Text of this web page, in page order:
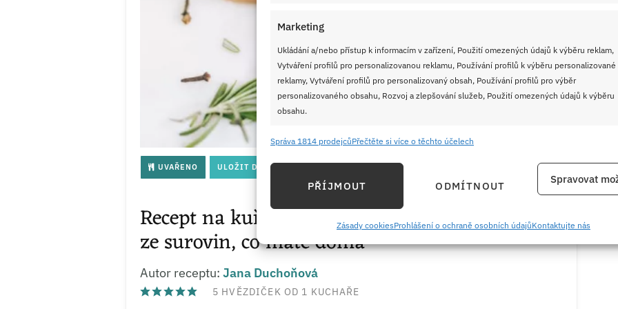
Marketing
Ukládání a/nebo přístup k informacím v zařízení, Použití omezených údajů k výběru reklam,
Vytváření profilů pro personalizovanou reklamu, Používání profilů k výběru personalizované
reklamy, Vytváření profilů pro personalizovaný obsah, Používání profilů pro výběr
personalizovaného obsahu, Rozvoj a zlepšování služeb, Použití omezených údajů k výběru
obsahu.
Funkce
Identifikace zařízení na základě automaticky přenášených informací.
Používání přesných údajů o zeměpisné poloze, Identifikace zařízení na
základě aktivně vyžádaných informací.
Zajištění bezpečnosti, předcházení a zjišťování podvodů a
Správa 1814 prodejcůPřečtěte si více o těchto účelech
PŘÍJMOUT ODMÍTNOUT
Spravovat
Zásady cookiesProhlášení o ochraně osobních údajůKontaktujte nás
UVAŘENO ULOŽIT DO MÉ KUCHAŘKY TISKNOUT
Recept na kuřecí frikasé, recept, který připravíte
ze surovin, co máte doma
Autor receptu: Jana Duchoňová
5 HVĚZDIČEK OD 1 KUCHAŘE